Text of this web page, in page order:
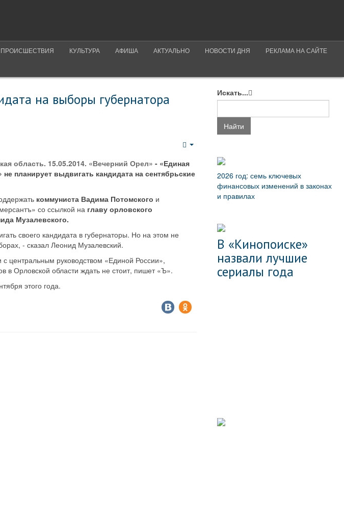
ПРОИСШЕСТВИЯ КУЛЬТУРА АФИША АКТУАЛЬНО НОВОСТИ ДНЯ РЕКЛАМА НА САЙТЕ
на выборы губернатора
область. 15.05.2014. «Вечерний Орел» - «Единая
не планирует выдвигать кандидата на сентябрьские
коммуниста Вадима Потомского и
со ссылкой на главу орловского
Музалевского.
своего кандидата в губернаторы. Но на этом не
- сказал Леонид Музалевский.
центральным руководством «Единой России»,
в Орловской области ждать не стоит, пишет «Ъ».
этого года.
Искать...
Найти
2026 год: семь ключевых
финансовых изменений в законах
и правилах
В «Кинопоиске»
назвали лучшие
сериалы года